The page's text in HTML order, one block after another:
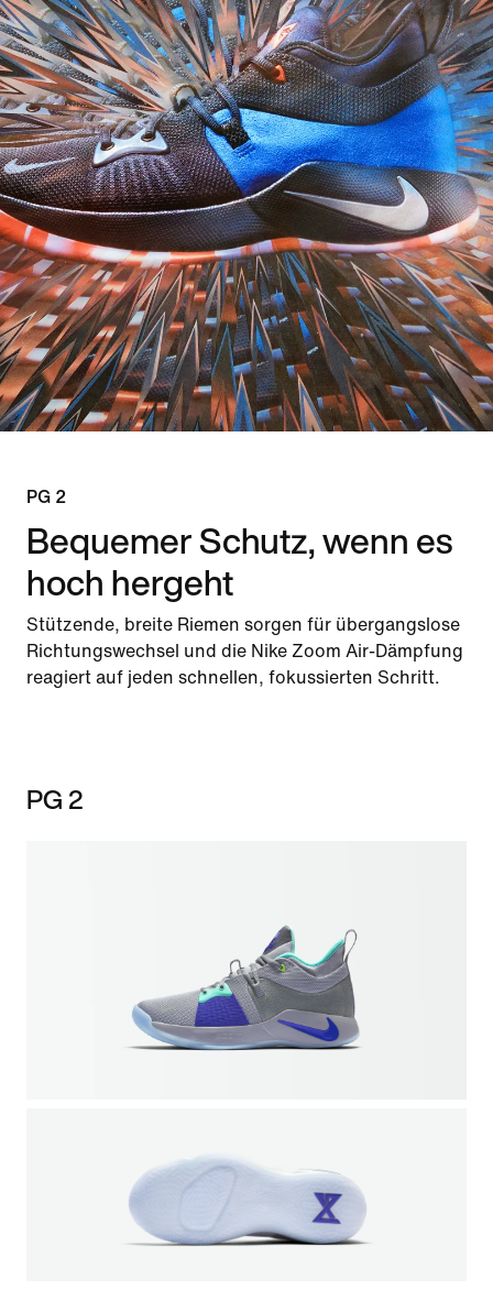
PG 2
Bequemer Schutz, wenn es
hoch hergeht
Stützende, breite Riemen sorgen für übergangslose
Richtungswechsel und die Nike Zoom Air-Dämpfung
reagiert auf jeden schnellen, fokussierten Schritt.
PG 2